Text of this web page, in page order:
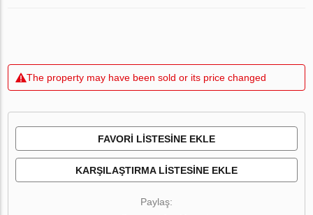
The property may have been sold or its price changed
FAVORI LISTESINE EKLE
KARŞILAŞTIRMA LISTESINE EKLE
Paylaş: